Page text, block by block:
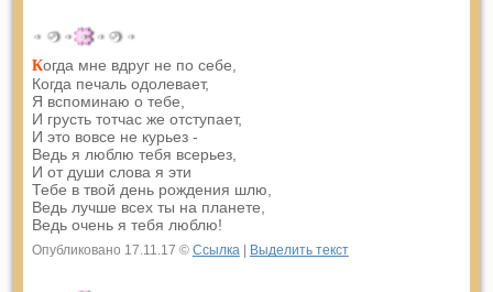
Когда мне вдруг не по себе,
Когда печаль одолевает,
Я вспоминаю о тебе,
И грусть тотчас же отступает,
И это вовсе не курьез -
Ведь я люблю тебя всерьез,
И от души слова я эти
Тебе в твой день рождения шлю,
Ведь лучше всех ты на планете,
Ведь очень я тебя люблю!
Опубликовано 17.11.17 © Ссылка| Выделить текст